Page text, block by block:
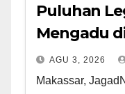
Puluhan
Mengadu
AGU 3, 2026
Makassar,